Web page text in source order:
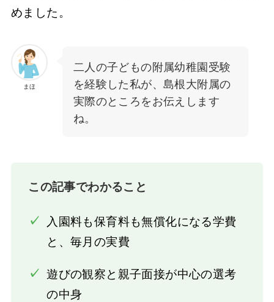
めました。
まほ
二人の子どもの附属幼稚園受験
を経験した私が、島根大附属の
実際のところをお伝えします
ね。
この記事でわかること
✓ 入園料も保育料も無償化になる学費
と、毎月の実費
✓ 遊びの観察と親子面接が中心の選考
の中身